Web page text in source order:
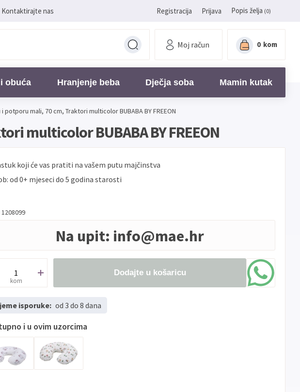
Kontaktirajte nas Registracija Prijava Popis želja (0)
Moj račun 0 kom
obuća Hranjenje beba Dječja soba Mamin kutak
mali, 70 cm, Traktori multicolor BUBABA BY FREEON
multicolor BUBABA BY FREEON
koji će vas pratiti na vašem putu majčinstva
od 0+ mjeseci do 5 godina starosti
1208099
Na upit: info@mae.hr
kom
Dodajte u košaricu
isporuke: od 3 do 8 dana
i u ovim uzorcima